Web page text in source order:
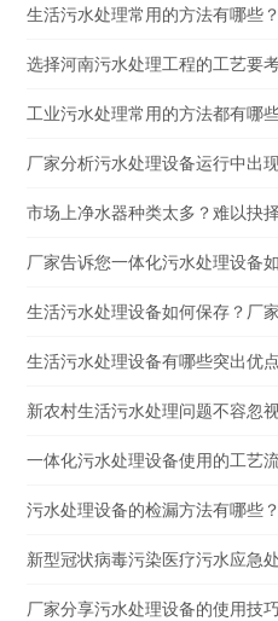
生活污水处理常用的方法有哪些？
选择河南污水处理工程的工艺要
工业污水处理常用的方法都有哪
厂家分析污水处理设备运行中出
市场上净水器种类太多？难以抉
厂家告诉您一体化污水处理设备
生活污水处理设备如何保存？厂
生活污水处理设备有哪些突出优
新农村生活污水处理问题不容忽
一体化污水处理设备使用的工艺
污水处理设备的检漏方法有哪些？
新型冠状病毒污染医疗污水应急
厂家分享污水处理设备的使用技